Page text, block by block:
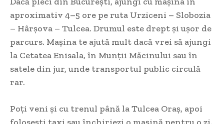
aproximativ 4–5 ore pe ruta Urziceni – Slobozia
– Hârșova – Tulcea. Drumul este drept și ușor de
parcurs. Mașina te ajută mult dacă vrei să ajungi
la Cetatea Enisala, în Munții Măcinului sau în
satele din jur, unde transportul public circulă
rar.
Poți veni și cu trenul până la Tulcea Oraș, apoi